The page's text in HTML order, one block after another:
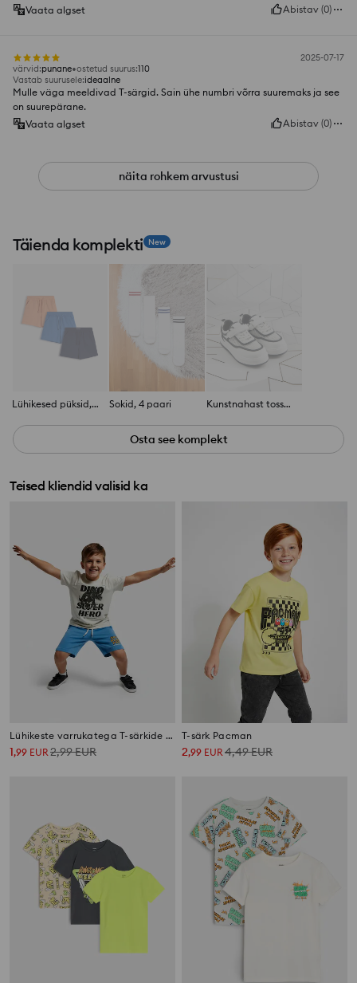
Vaata algset
Abistav (0)
2025-07-17
värvid:punane ostetud suurus:110
Vastab suurusele:ideaalne
Mulle väga meeldivad T-särgid. Sain ühe numbri võrra suuremaks ja see
on suurepärane.
Vaata algset
Abistav (0)
näita rohkem arvustusi
Täienda komplekti New
Lühikesed püksid, 3 paari Sokid, 4 paari Kunstnahast tossud
Osta see komplekt
Teised kliendid valisid ka
Lühikeste varrukatega T-särkide komplekt 2 tk
1,99 EUR2,99EUR
T-särk Pacman
2,99 EUR4,49EUR